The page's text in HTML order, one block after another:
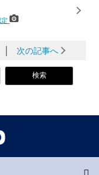
定
│ 次の記事へ